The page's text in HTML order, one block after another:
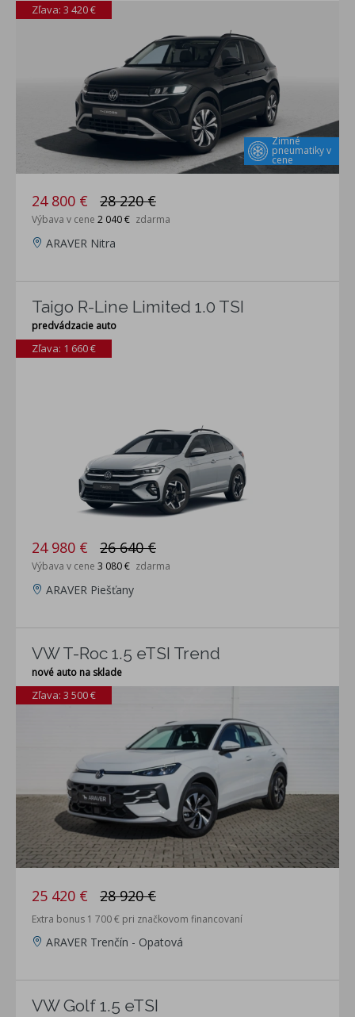
Zimné
pneumatiky v
cene
Zľava: 3 420 €
24 800 € 28 220 €
Výbava v cene 2 040 € zdarma
ARAVER Nitra
Taigo R-Line Limited 1.0 TSI
predvádzacie auto
Zľava: 1 660 €
24 980 € 26 640 €
Výbava v cene 3 080 € zdarma
ARAVER Piešťany
VW T-Roc 1.5 eTSI Trend
nové auto na sklade
Zľava: 3 500 €
25 420 € 28 920 €
Extra bonus 1 700 € pri značkovom financovaní
ARAVER Trenčín - Opatová
VW Golf 1.5 eTSI